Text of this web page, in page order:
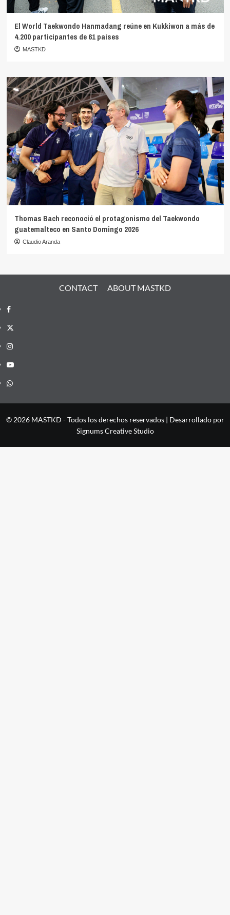
El World Taekwondo Hanmadang reúne en Kukkiwon a más de
4.200 participantes de 61 países
MASTKD
Thomas Bach reconoció el protagonismo del Taekwondo
guatemalteco en Santo Domingo 2026
Claudio Aranda
CONTACT ABOUT MASTKD
Facebook
X
Instagram
YouTube
Whatsapp